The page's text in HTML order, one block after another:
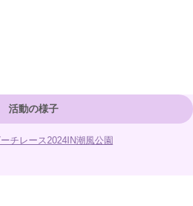
活動の様子
チレース2024IN潮風公園